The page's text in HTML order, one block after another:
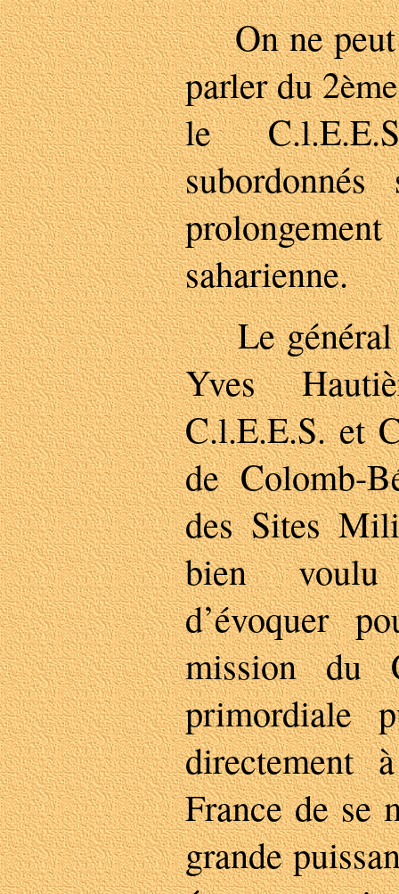
On ne peut
parler du 2ème
le
saharienne.
Le général
Yves
C.l.E.E.S. et
de Colomb-
des Sites
bien voulu
d’évoquer
mission du
primordiale
France de se
grande